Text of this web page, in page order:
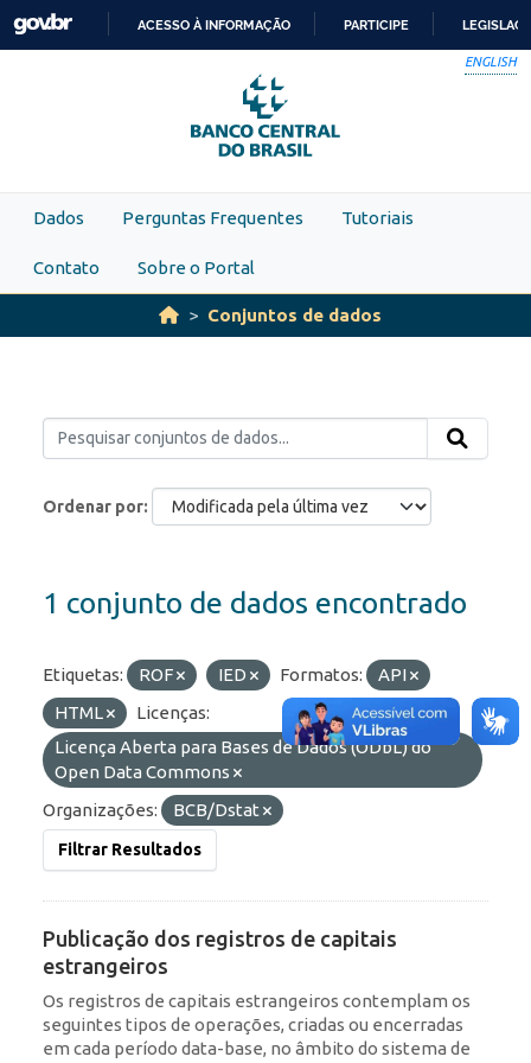
Skip to main content
PARA
O
CONTEÚDO
ACESSO À INFORMAÇÃO PARTICIPE
ENGLISH
Dados Perguntas Frequentes Tutoriais
Contato Sobre o Portal
Conjuntos de dados
Ordenar por
1 conjunto de dados encontrado
Etiquetas: ROF IED Formatos:
API
HTML
Licenças:
Licença Aberta para Bases de Dados (ODbL) do
Open Data Commons
Organizações:
BCB/Dstat
Filtrar Resultados
Publicação dos registros de capitais
estrangeiros
Os registros de capitais estrangeiros contemplam os
seguintes tipos de operações, criadas ou encerradas
em cada período data-base, no âmbito do sistema de